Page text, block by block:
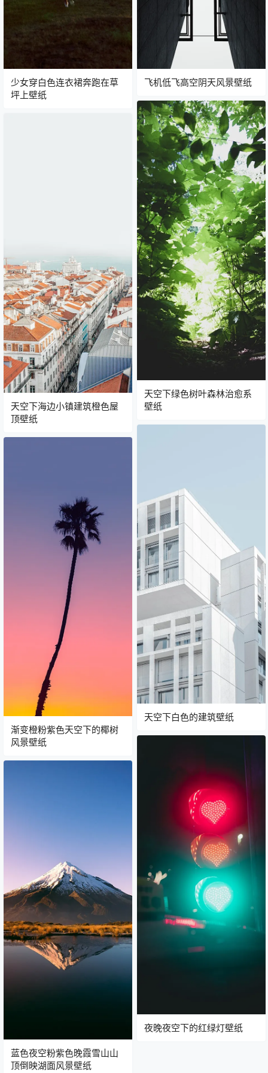
少女穿白色连衣裙奔跑在草
坪上壁纸
飞机低飞高空阴天风景壁纸
天空下绿色树叶森林治愈系
壁纸
天空下海边小镇建筑橙色屋
顶壁纸
天空下白色的建筑壁纸
渐变橙粉紫色天空下的椰树
风景壁纸
夜晚夜空下的红绿灯壁纸
蓝色夜空粉紫色晚霞雪山山
顶倒映湖面风景壁纸